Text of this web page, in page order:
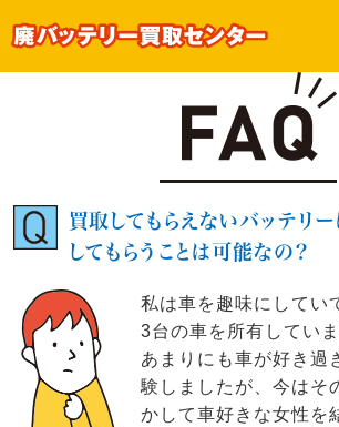
買取してもらえないバッテリ
してもらうことは可能なの？
私は車を趣味にしてい
3台の車を所有していま
あまりにも車が好き過
験しましたが、今はそ
かして車好きな女性を